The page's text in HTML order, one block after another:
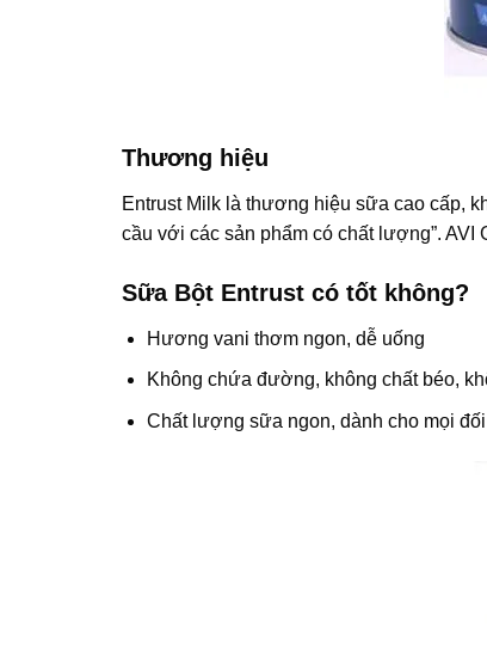
Thương hiệu
Entrust Milk là thương hiệu sữa cao cấp,
cầu với các sản phẩm có chất lượng”.
Sữa Bột Entrust có tốt không?
Hương vani thơm ngon, dễ uống
Không chứa đường, không chất béo,
Chất lượng sữa ngon, dành cho mọi